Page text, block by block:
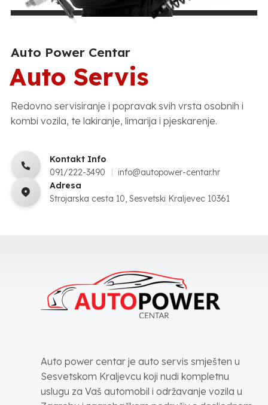
Auto Power Centar
Auto Servis
Redovno servisiranje i popravak svih vrsta osobnih i
kombi vozila, te lakiranje, limarija i pjeskarenje.
Kontakt Info
091/222-3490
info@autopower-centar.hr
Adresa
Strojarska cesta 10, Sesvetski Kraljevec 10361
Auto power centar je auto servis smješten u
Sesvetskom Kraljevcu koji nudi kompletnu
uslugu za Vaš automobil i održavanje vozila u